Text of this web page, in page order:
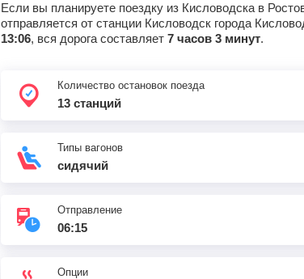
Если вы планируете поездку из Кисловодска в
отправляется от станции Кисловодск города
13:06, вся дорога составляет 7 часов 3 минут.
Количество остановок поезда
13 станций
Типы вагонов
сидячий
Отправление
06:15
Опции